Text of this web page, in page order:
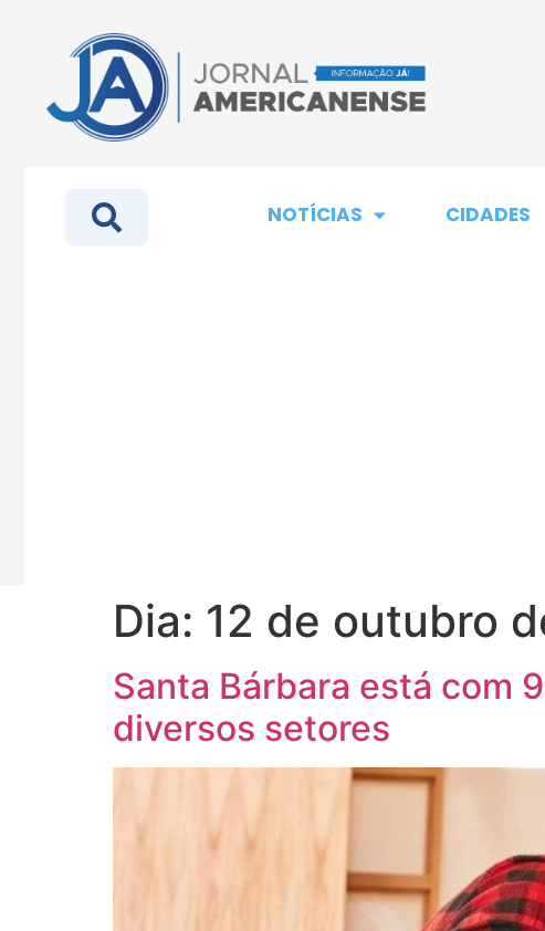
NOTÍCIAS CIDADES
Dia: 12 de outubro
Santa Bárbara está com
diversos setores